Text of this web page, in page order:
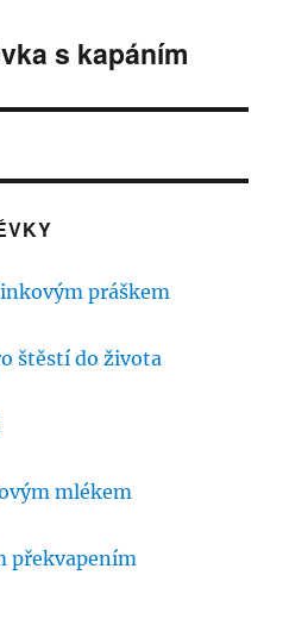
s kapáním
práškem
štěstí do života
mlékem
překvapením